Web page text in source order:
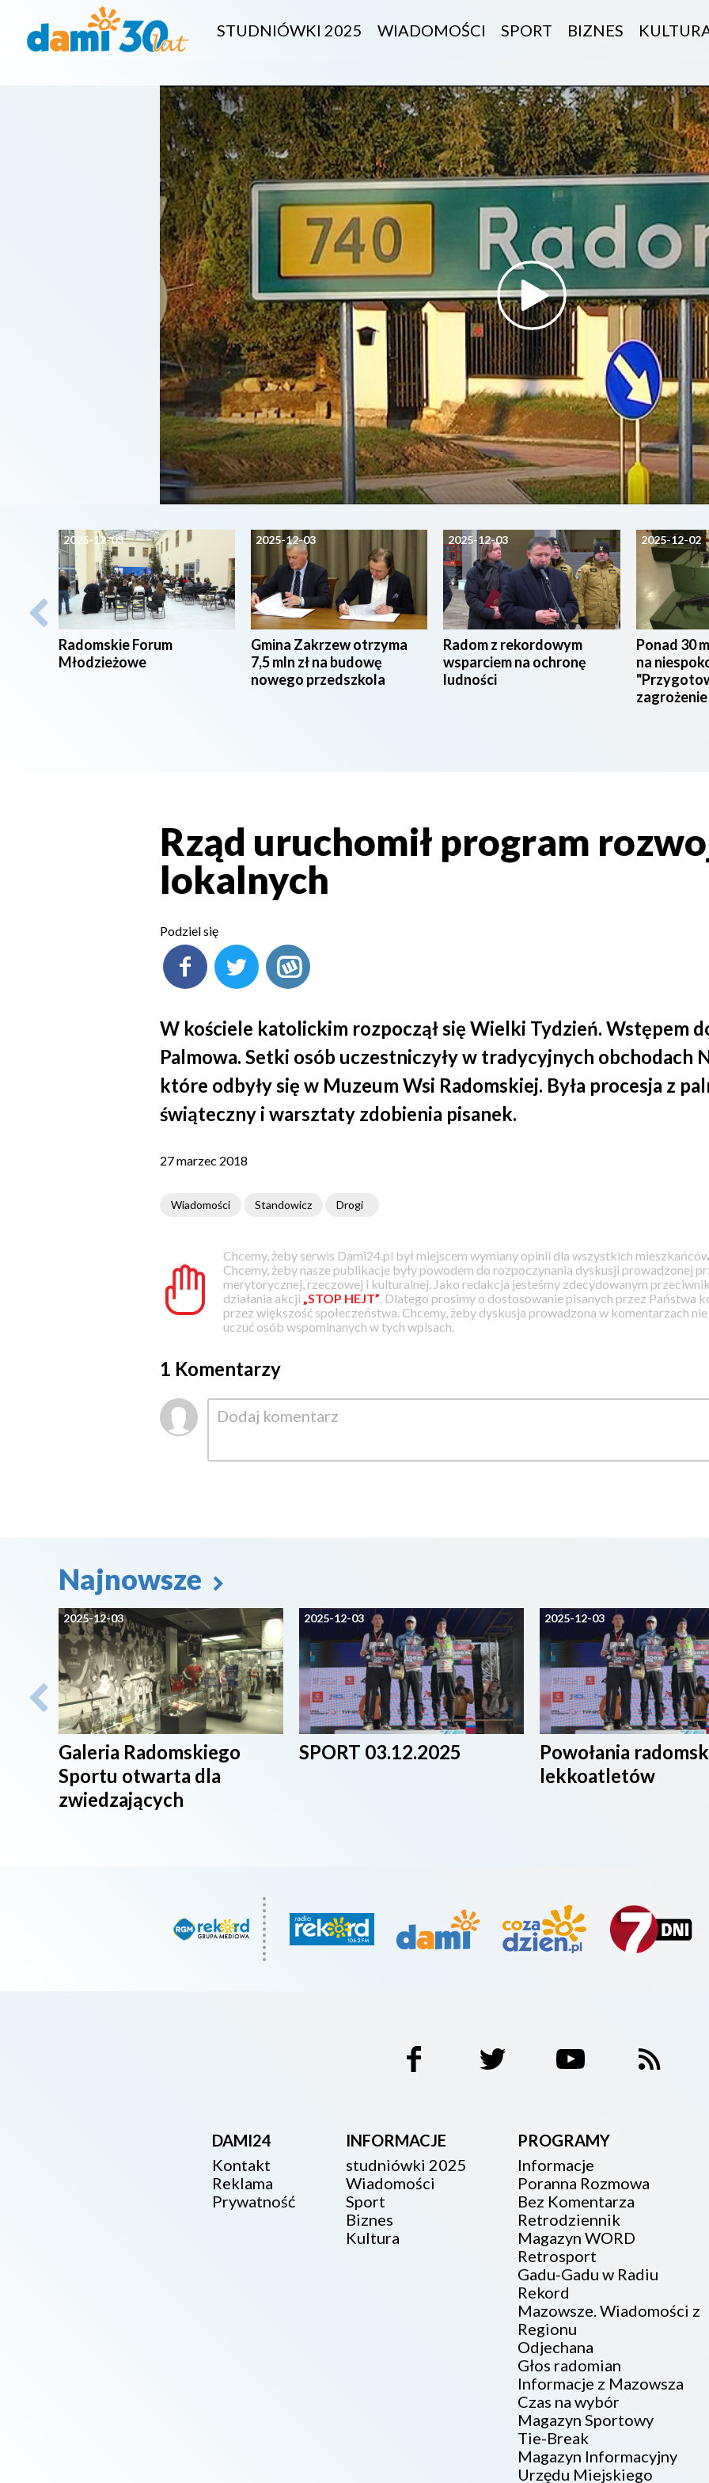
STUDNIÓWKI 2025 WIADOMOŚCI SPORT BIZNES
2025-12-03
Radomskie Forum
Młodzieżowe
2025-12-03
Gmina Zakrzew otrzyma
7,5 mln zł na budowę
nowego przedszkola
2025-12-03
Radom z rekordowym
wsparciem na ochronę
ludności
2025-12-02
Ponad 30
na
Rząd uruchomił program
lokalnych
Podziel się
W kościele katolickim rozpoczął się Wielki Tydzień. Wstępem
Palmowa. Setki osób uczestniczyły w tradycyjnych obchodach
które odbyły się w Muzeum Wsi Radomskiej. Była procesja z
świąteczny i warsztaty zdobienia pisanek.
27 marzec 2018
Wiadomości Standowicz Drogi
Chcemy, żeby serwis Dami24.pl był miejscem wymiany opinii dla wszystkich
Chcemy, żeby nasze publikacje były powodem do rozpoczynania dyskusji prowadzonej
merytorycznej, rzeczowej i kulturalnej. Jako redakcja jesteśmy zdecydowanym
działania akcji „STOP HEJT” . Dlatego prosimy o dostosowanie pisanych przez Państwa
przez większość społeczeństwa. Chcemy, żeby dyskusja prowadzona w komentarzach
uczuć osób wspominanych w tych wpisach.
1 Komentarzy
Najnowsze
2025-12-03
Galeria Radomskiego
Sportu otwarta dla
zwiedzających
2025-12-03
SPORT 03.12.2025
2025-12-03
Powołania
lekkoatletów
DAMI24
Kontakt
Reklama
Prywatność
INFORMACJE
studniówki 2025
Wiadomości
Sport
Biznes
Kultura
PROGRAMY
Informacje
Poranna Rozmowa
Bez Komentarza
Retrodziennik
Magazyn WORD
Retrosport
Gadu-Gadu w Radiu
Rekord
Mazowsze. Wiadomości z
Regionu
Odjechana
Głos radomian
Informacje z Mazowsza
Czas na wybór
Magazyn Sportowy
Tie-Break
Magazyn Informacyjny
Urzędu Miejskiego